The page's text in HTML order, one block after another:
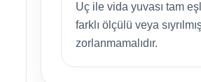
Uç ile vida yuvası tam
farklı ölçülü veya
zorlanmamalıdır.